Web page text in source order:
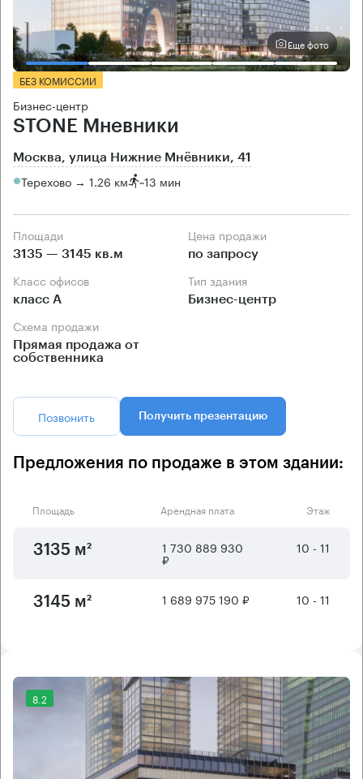
Еще фото
БЕЗ КОМИССИИ
Бизнес-центр
STONE Мневники
Москва, улица Нижние Мнёвники, 41
Терехово → 1.26 км ~13 мин
Площади
3135 — 3145 кв.м
Цена продажи
по запросу
Класс офисов
класс А
Тип здания
Бизнес-центр
Схема продажи
Прямая продажа от
собственника
Позвонить Получить презентацию
Предложения по продаже в этом здании:
Площадь Арендная плата Этаж
3135 м² 1 730 889 930
₽
10 - 11
3145 м² 1 689 975 190 ₽ 10 - 11
8.2